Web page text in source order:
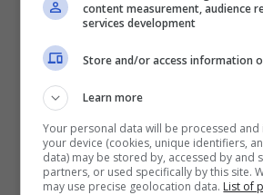
content measurement, audience
services development
Store and/or access information
Learn more
Your personal data will be processed
your device (cookies, unique identifiers,
data) may be stored by, accessed by and
partners, or used specifically by this site.
may use precise geolocation data. List of